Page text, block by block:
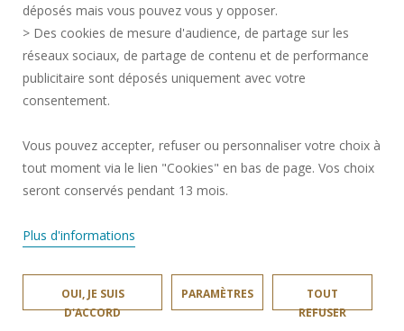
SERVICES PUBLICS +
CONTACTS
GESTION DES COOKIES
Rejoignez-nous!
Une question ?
notre FAQ et nos
équipes ont
surement la
✖
déposés mais vous pouvez vous y opposer.
> Des cookies de mesure d'audience, de partage sur les
réseaux sociaux, de partage de contenu et de performance
publicitaire sont déposés uniquement avec votre
consentement.
Vous pouvez accepter, refuser ou personnaliser votre choix à
tout moment via le lien "Cookies" en bas de page. Vos choix
seront conservés pendant 13 mois.
Plus d'informations
OUI, JE SUIS
D'ACCORD
PARAMÈTRES
TOUT
REFUSER